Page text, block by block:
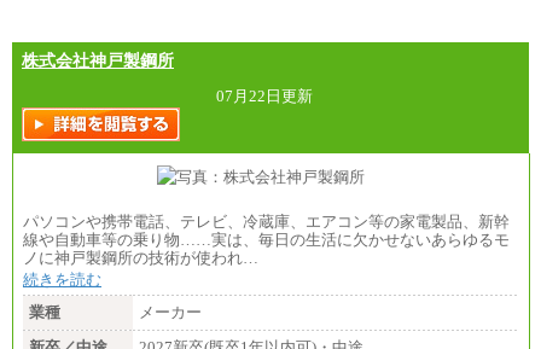
県、福島県、山形県
・月給には一律地域手当を含んだ金額を表示
（一律地域手当：※1…36,000円、※2…33,000円、
※3…28,000円、※4…25,000円、※5…23,000円）
・試用期間中も給与変更なし
●基幹職（地域限定社員）
・大学・院卒／月給185,000 円～219,000 円 ※勤務地
〈東京・神奈川〉219,000 円
〈大阪・兵庫〉209,000 円
〈愛知〉194,500 円 〈福岡〉1
・専門・短大卒／月給185,000 円～210,000 円 ※勤務
地により異なる。
株式会社神戸製鋼所
07月22日更新
パソコンや携帯電話、テレビ、冷蔵庫、エアコン等の家電製品、新幹
線や自動車等の乗り物……実は、毎日の生活に欠かせないあらゆるモ
ノに神戸製鋼所の技術が使われ…
続きを読む
業種
メーカー